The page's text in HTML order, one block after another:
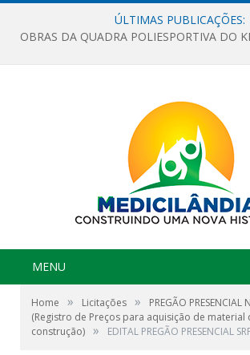
ÚLTIMAS PUBLICAÇÕES:
MENU
Home » Licitações »
PREGÃO PRESENCIAL
(Registro de Preços para aquisição de material
construção) » EDITAL PREGÃO PRESENCIAL